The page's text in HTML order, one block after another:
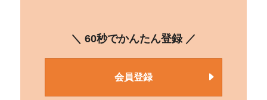
＼ 60秒でかんたん登録 ／
会員登録